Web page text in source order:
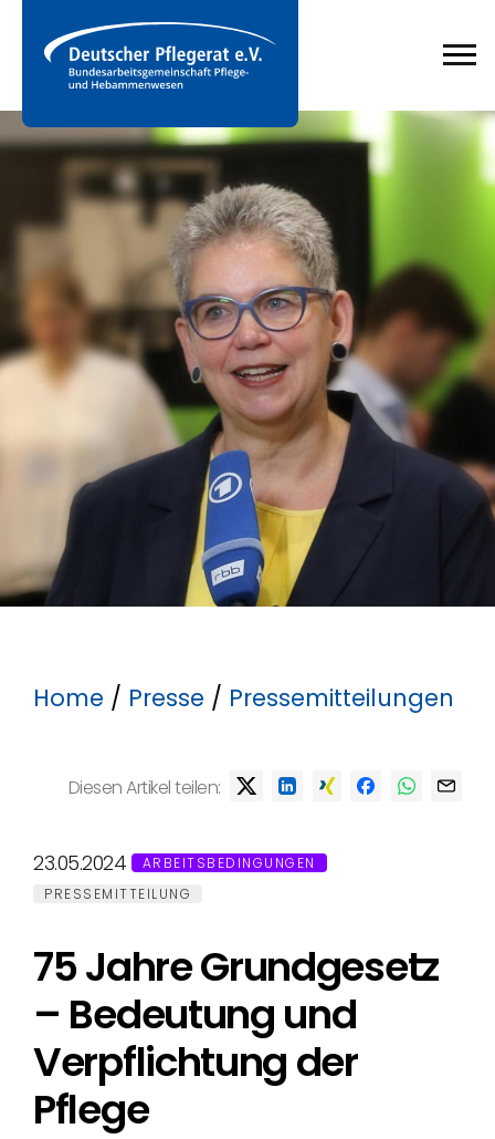
Home / Presse / Pressemitteilungen
Diesen Artikel teilen:
23.05.2024
ARBEITSBEDINGUNGEN
PRESSEMITTEILUNG
75 Jahre Grundgesetz
– Bedeutung und
Verpflichtung der
Pflege